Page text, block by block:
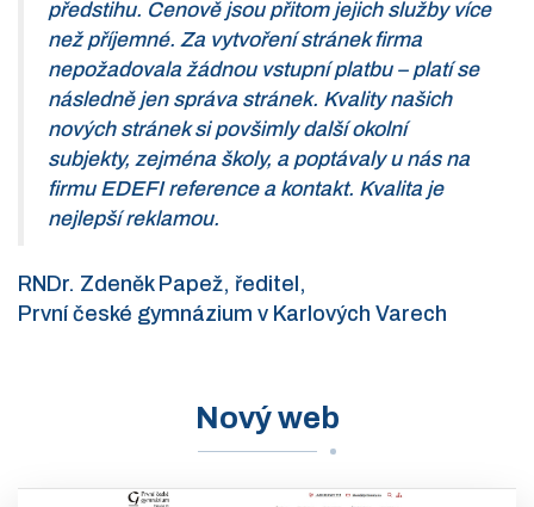
předstihu. Cenově jsou přitom jejich služby více
než příjemné. Za vytvoření stránek firma
nepožadovala žádnou vstupní platbu – platí se
následně jen správa stránek. Kvality našich
nových stránek si povšimly další okolní
subjekty, zejména školy, a poptávaly u nás na
firmu EDEFI reference a kontakt. Kvalita je
nejlepší reklamou.
RNDr. Zdeněk Papež, ředitel,
První české gymnázium v Karlových Varech
Nový web